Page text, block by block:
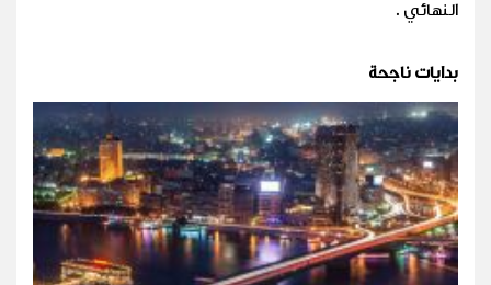
النهائي .
بدايات ناجحة